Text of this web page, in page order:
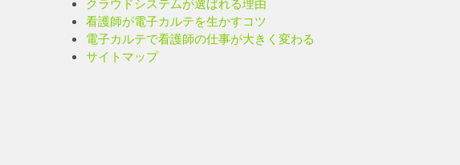
クラウドシステムが選ばれる理由
看護師が電子カルテを生かすコツ
電子カルテで看護師の仕事が大きく変わる
サイトマップ